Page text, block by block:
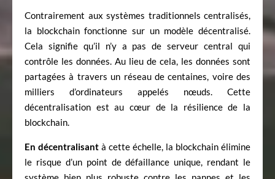
Contrairement aux systèmes traditionnels centralisés,
la blockchain fonctionne sur un modèle décentralisé.
Cela signifie qu’il n’y a pas de serveur central qui
contrôle les données. Au lieu de cela, les données sont
partagées à travers un réseau de centaines, voire des
milliers d’ordinateurs appelés nœuds. Cette
décentralisation est au cœur de la résilience de la
blockchain.
En décentralisant à cette échelle, la blockchain élimine
le risque d’un point de défaillance unique, rendant le